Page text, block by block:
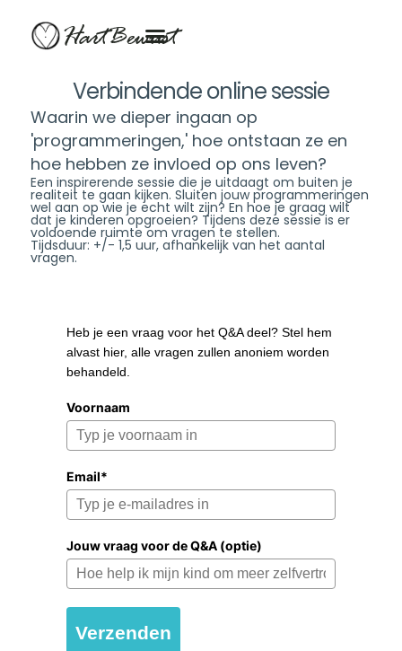
HartBewust
Verbindende online sessie
Waarin we dieper ingaan op
'programmeringen,' hoe ontstaan ze en
hoe hebben ze invloed op ons leven?
Een inspirerende sessie die je uitdaagt om buiten je
realiteit te gaan kijken. Sluiten jouw programmeringen
wel aan op wie je echt wilt zijn? En hoe je graag wilt
dat je kinderen opgroeien? Tijdens deze sessie is er
voldoende ruimte om vragen te stellen.
Tijdsduur: +/- 1,5 uur, afhankelijk van het aantal
vragen.
Heb je een vraag voor het Q&A deel? Stel hem
alvast hier, alle vragen zullen anoniem worden
behandeld.
Voornaam
Email*
Jouw vraag voor de Q&A (optie)
Verzenden